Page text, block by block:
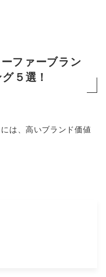
ファーブラン
５選！
は、高いブランド価値